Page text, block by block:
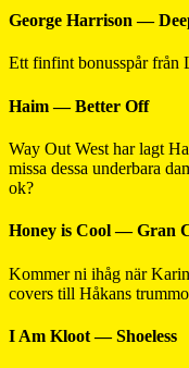
George Harrison —
Ett finfint bonusspår från
Haim — Better Off
Way Out West har lagt
missa dessa underbara
ok?
Honey is Cool — Gran
Kommer ni ihåg när
covers till Håkans
I Am Kloot — Shoeless